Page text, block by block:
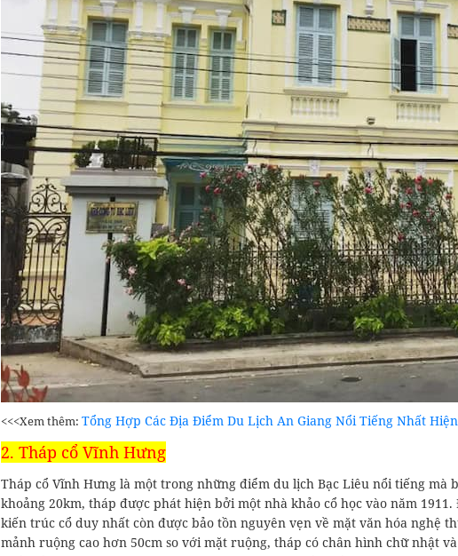
<<<Xem thêm: Tổng Hợp Các Địa Điểm Du Lịch An Giang Nổi Tiếng Nhất
2. Tháp cổ Vĩnh Hưng
Tháp cổ Vĩnh Hưng là một trong những điểm du lịch Bạc Liêu nổi tiếng mà
khoảng 20km, tháp được phát hiện bởi một nhà khảo cổ học vào năm
kiến trúc cổ duy nhất còn được bảo tồn nguyên vẹn về mặt văn hóa nghệ
mảnh ruộng cao hơn 50cm so với mặt ruộng, tháp có chân hình chữ nhật